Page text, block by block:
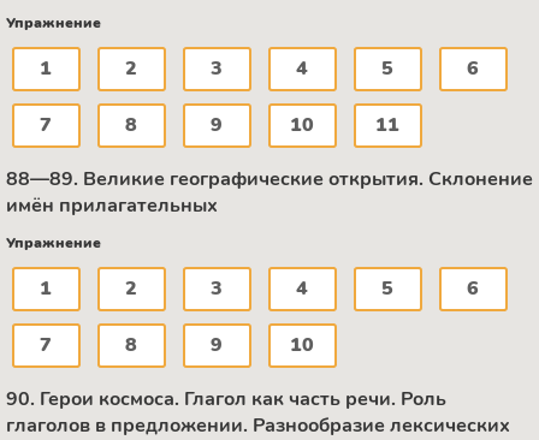
Упражнение
1 2 3 4 5 6
7 8 9 10 11
88—89. Великие географические открытия. Склонение
имён прилагательных
Упражнение
1 2 3 4 5 6
7 8 9 10
90. Герои космоса. Глагол как часть речи. Роль
глаголов в предложении. Разнообразие лексических